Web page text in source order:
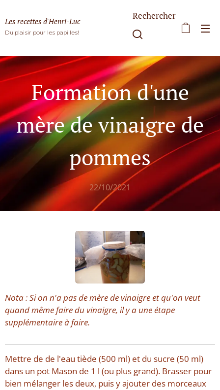
Les recettes d'Henri-Luc
Du plaisir pour les papilles!
Rechercher
Formation d'une
mère de vinaigre de
pommes
22/10/2021
Nota : Si on n'a pas de mère de vinaigre et qu'on veut
quand même faire du vinaigre, il y a une étape
supplémentaire à faire.
Mettre de de l'eau tiède (500 ml) et du sucre (50 ml)
dans un pot Mason de 1 l (ou plus grand). Brasser pour
bien mélanger les deux, puis y ajouter des morceaux